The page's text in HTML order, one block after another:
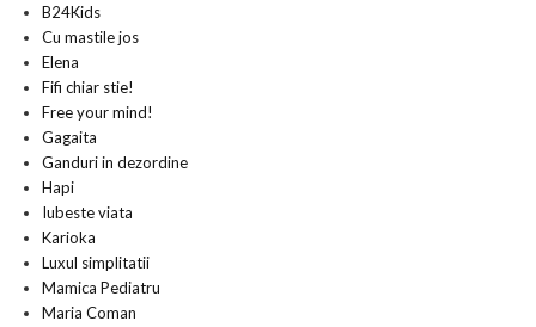
B24Kids
Cu mastile jos
Elena
Fifi chiar stie!
Free your mind!
Gagaita
Ganduri in dezordine
Hapi
Iubeste viata
Karioka
Luxul simplitatii
Mamica Pediatru
Maria Coman